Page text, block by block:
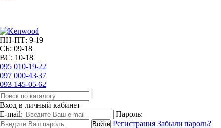
ПН-ПТ: 9-19
СБ: 09-18
ВС: 10-18
095 010-19-22
097 000-43-37
093 145-05-62
Вход в личный кабинет
E-mail:
Пароль:
Регистрация Забыли пароль?